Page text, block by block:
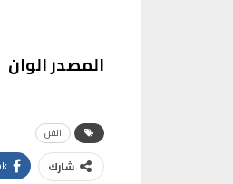
المصدر الوان
الفن
شارك